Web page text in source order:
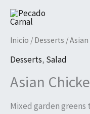
contenido
Inicio / Desserts /
Desserts, Salad
Asian
Mixed garden